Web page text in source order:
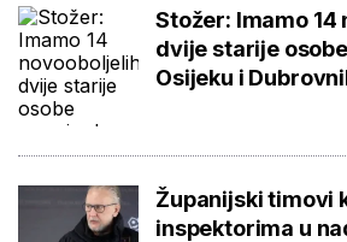
Stožer: Imamo 14
dvije starije
Osijeku i
Županijski timovi
inspektorima u